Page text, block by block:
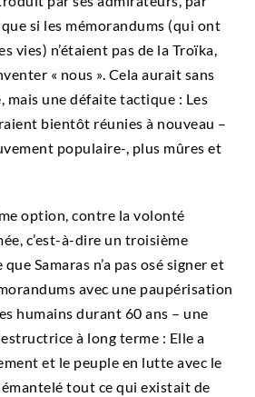
si les mémorandums (qui ont
vies) n’étaient pas de la Troïka,
« nous ». Cela aurait sans
mais une défaite tactique : Les
bientôt réunies à nouveau –
populaire-, plus mûres et
option, contre la volonté
c’est-à-dire un troisième
Samaras n’a pas osé signer et
avec une paupérisation
humains durant 60 ans – une
à long terme : Elle a
et le peuple en lutte avec le
tout ce qui existait de